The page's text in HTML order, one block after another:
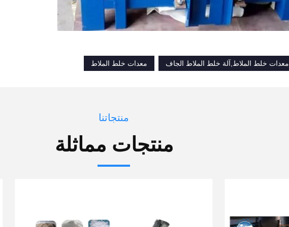
معدات خلط الملاط,آلة خلط الملاط الجاف معدات خلط الملاط
منتجاتنا
منتجات مماثلة